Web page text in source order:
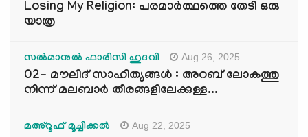
Losing My Religion: പരമാർത്ഥത്തെ തേടി ഒരു
യാത്ര
സൽമാനുൽ ഫാരിസി ഹുദവി Aug 26, 2025
02- മൗലിദ് സാഹിത്യങ്ങൾ : അറബ് ലോകത്തു
നിന്ന് മലബാർ തീരങ്ങളിലേക്കുള്ള...
മഅ്റൂഫ് മൂച്ചിക്കല്‍ Aug 22, 2025